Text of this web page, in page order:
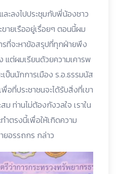
ะลงไปประชุมกับพี่น้องชาว
ายเรืออยู่เรื่อยๆ ตอนนี้ผม
รที่จะหาข้อสรุปที่ทุกฝ่ายพึง
แต่ผมเรียนด้วยความเคารพ
ป็นนักการเมือง ร.อ.ธรรมนัส
อที่ประชาชนจะได้รับสิ่งที่เขา
ม ท่านไม่ต้องกังวลใจ เราใน
ำตรงนี้เพื่อให้เกิดความ
ยอรรถกร กล่าว